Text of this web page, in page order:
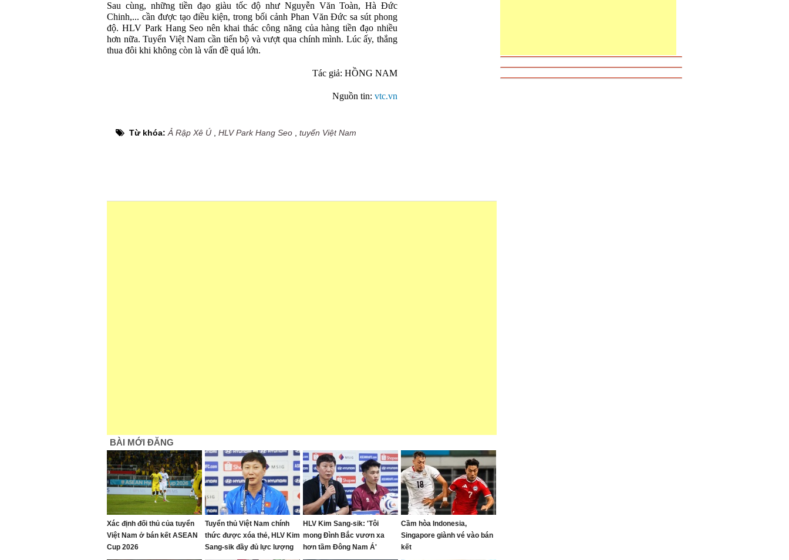
Sau cùng, những tiền đạo giàu tốc độ như Nguyễn Văn Toàn, Hà Đức
Chinh,... cần được tạo điều kiện, trong bối cảnh Phan Văn Đức sa sút phong
độ. HLV Park Hang Seo nên khai thác công năng của hàng tiền đạo nhiều
hơn nữa. Tuyển Việt Nam cần tiến bộ và vượt qua chính mình. Lúc ấy, thắng
thua đôi khi không còn là vấn đề quá lớn.
Tác giả: HỒNG NAM
Nguồn tin: vtc.vn
Từ khóa: Ả Rập Xê Ú HLV Park Hang Seo tuyển Việt Nam
BÀI MỚI ĐĂNG
Xác định đối thủ của tuyển
Việt Nam ở bán kết ASEAN
Cup 2026
Tuyển thủ Việt Nam chính
thức được xóa thẻ, HLV Kim
Sang-sik đầy đủ lực lượng
HLV Kim Sang-sik: 'Tôi
mong Đình Bắc vươn xa
hơn tầm Đông Nam Á'
Cầm hòa Indonesia,
Singapore giành vé vào bán
kết